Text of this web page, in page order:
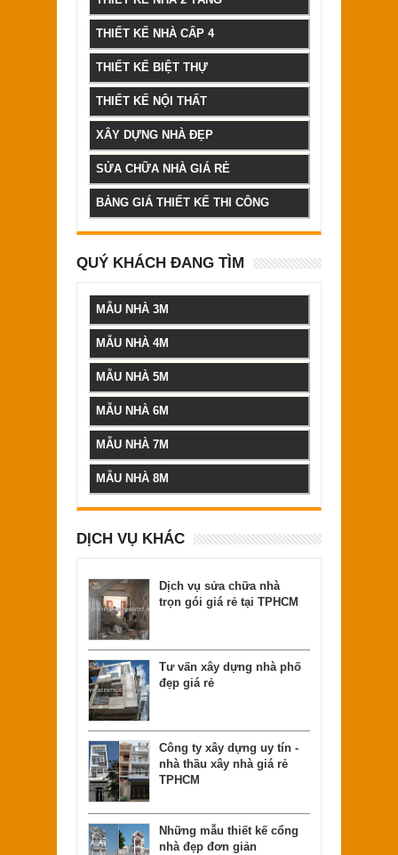
THIẾT KẾ NHÀ CẤP 4
THIẾT KẾ BIỆT THỰ
THIẾT KẾ NỘI THẤT
XÂY DỰNG NHÀ ĐẸP
SỬA CHỮA NHÀ GIÁ RẺ
BẢNG GIÁ THIẾT KẾ THI CÔNG
QUÝ KHÁCH ĐANG TÌM
MẪU NHÀ 3M
MẪU NHÀ 4M
MẪU NHÀ 5M
MẪU NHÀ 6M
MẪU NHÀ 7M
MẪU NHÀ 8M
DỊCH VỤ KHÁC
Dịch vụ sửa chữa nhà
trọn gói giá rẻ tại TPHCM
Tư vấn xây dựng nhà phố
đẹp giá rẻ
Công ty xây dựng uy tín -
nhà thầu xây nhà giá rẻ
TPHCM
Những mẫu thiết kế cổng
nhà đẹp đơn giản